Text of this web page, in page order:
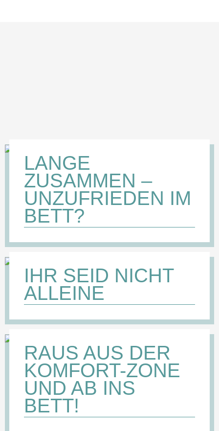
LANGE
ZUSAMMEN –
UNZUFRIEDEN IM
BETT?
IHR SEID NICHT
ALLEINE
RAUS AUS DER
KOMFORT-ZONE
UND AB INS
BETT!